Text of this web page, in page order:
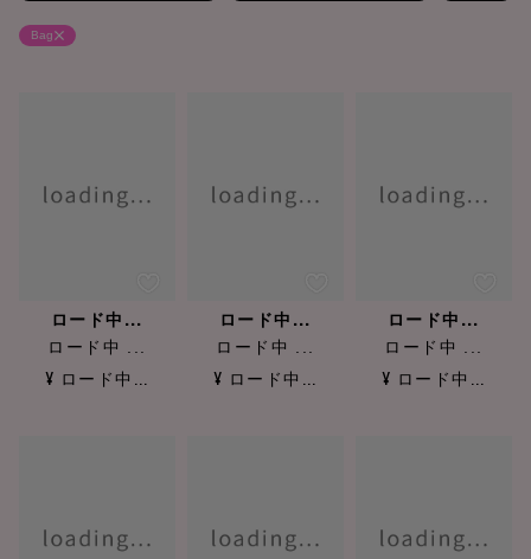
Bag
ロード中...
ロード中 ...
¥ ロード中...
ロード中...
ロード中 ...
¥ ロード中...
ロード中...
ロード中 ...
¥ ロード中...